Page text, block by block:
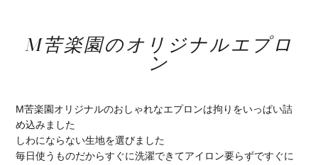
M苦楽園のオリジナルエプロ
ン
M苦楽園オリジナルのおしゃれなエプロンは拘りをいっぱい詰
め込みました
しわにならない生地を選びました
毎日使うものだからすぐに洗濯できてアイロン要らずですぐに